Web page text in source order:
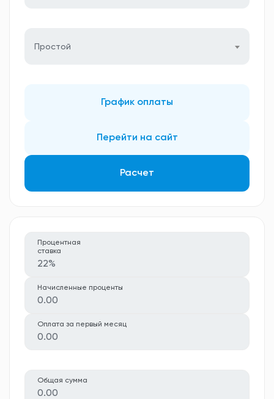
Простой
График оплаты
Перейти на сайт
Расчет
Процентная
ставка
22%
Начисленные проценты
0.00
Оплата за первый месяц
0.00
Общая сумма
0.00